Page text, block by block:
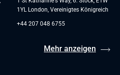
1YL London, Vereinigtes Königreich
+44 207 048 6755
Mehr anzeigen